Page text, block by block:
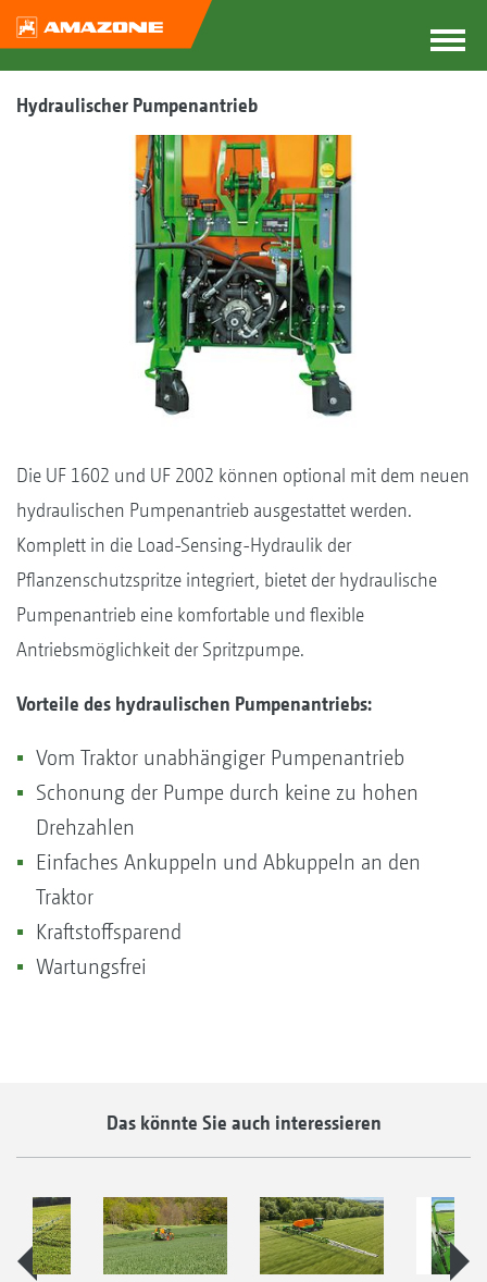
Hydraulischer Pumpenantrieb
Die UF 1602 und UF 2002 können optional mit dem neuen
hydraulischen Pumpenantrieb ausgestattet werden.
Komplett in die Load-Sensing-Hydraulik der
Pflanzenschutzspritze integriert, bietet der hydraulische
Pumpenantrieb eine komfortable und flexible
Antriebsmöglichkeit der Spritzpumpe.
Vorteile des hydraulischen Pumpenantriebs:
Vom Traktor unabhängiger Pumpenantrieb
Schonung der Pumpe durch keine zu hohen
Drehzahlen
Einfaches Ankuppeln und Abkuppeln an den
Traktor
Kraftstoffsparend
Wartungsfrei
Das könnte Sie auch interessieren